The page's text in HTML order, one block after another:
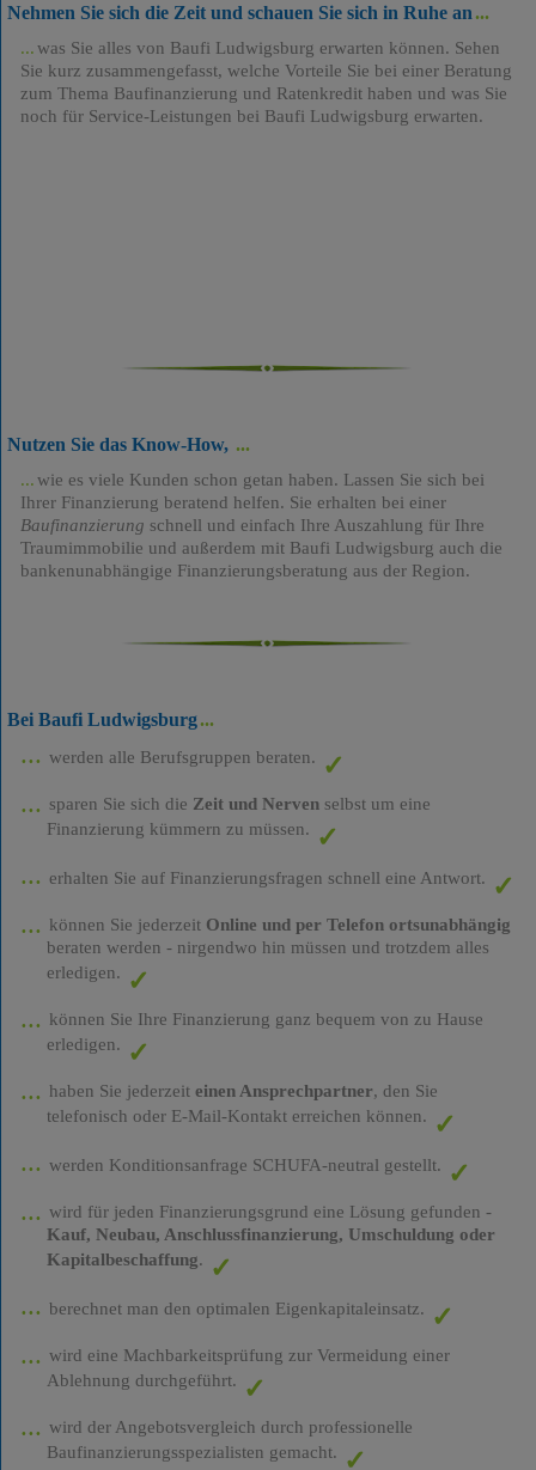
Nehmen Sie sich die Zeit und schauen Sie sich in Ruhe an
was Sie alles von Baufi Ludwigsburg erwarten können. Sehen
Sie kurz zusammengefasst, welche Vorteile Sie bei einer Beratung
zum Thema Baufinanzierung und Ratenkredit haben und was Sie
noch für Service-Leistungen bei Baufi Ludwigsburg erwarten.
Nutzen Sie das Know-How,
wie es viele Kunden schon getan haben. Lassen Sie sich bei
Ihrer Finanzierung beratend helfen. Sie erhalten bei einer
Baufinanzierung schnell und einfach Ihre Auszahlung für Ihre
Traumimmobilie und außerdem mit Baufi Ludwigsburg auch die
bankenunabhängige Finanzierungsberatung aus der Region.
Bei Baufi Ludwigsburg
werden alle Berufsgruppen beraten.
sparen Sie sich die Zeit und Nervenselbst um eine
Finanzierung kümmern zu müssen.
erhalten Sie auf Finanzierungsfragen schnell eine Antwort.
können Sie jederzeit Online und per Telefon ortsunabhängig
beraten werden - nirgendwo hin müssen und trotzdem alles
erledigen.
können Sie Ihre Finanzierung ganz bequem von zu Hause
erledigen.
haben Sie jederzeit einen Ansprechpartner, den Sie
telefonisch oder E-Mail-Kontakt erreichen können.
werden Konditionsanfrage SCHUFA-neutral gestellt.
wird für jeden Finanzierungsgrund eine Lösung gefunden -
Kauf, Neubau, Anschlussfinanzierung, Umschuldung oder
Kapitalbeschaffung.
berechnet man den optimalen Eigenkapitaleinsatz.
wird eine Machbarkeitsprüfung zur Vermeidung einer
Ablehnung durchgeführt.
wird der Angebotsvergleich durch professionelle
Baufinanzierungsspezialisten gemacht.